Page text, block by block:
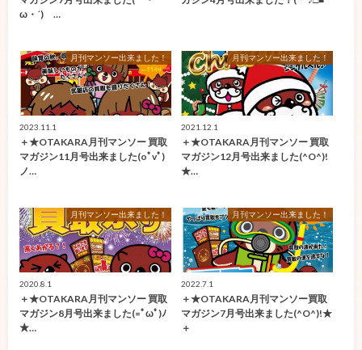
ω・´)ゞ…
月刊マンソー出来ました！
2023.11.1
＋★OTAKARA月刊マンソー 買取
マガジン11月号出来ました(oﾟvﾟ)
ノ…
月刊マンソー出来ました！
2021.12.1
＋★OTAKARA月刊マンソー 買取
マガジン12月号出来ました(^O^)!
★…
月刊マンソー出来ました！
2020.8.1
＋★OTAKARA月刊マンソー 買取
マガジン8月号出来ました(=ﾟωﾟ)ﾉ
★…
月刊マンソー出来ました！
2022.7.1
＋★OTAKARA月刊マンソー買取
マガジン7月号出来ました(^O^)!★
＋